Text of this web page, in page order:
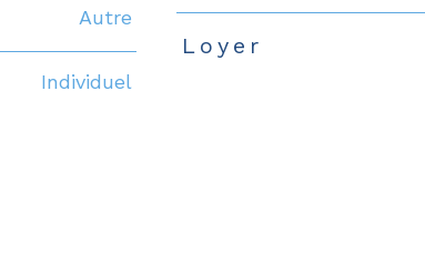
Autre
Individuel
Loyer